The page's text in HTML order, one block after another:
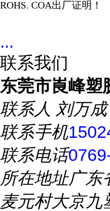
ROHS. COA出厂证明！
...
联系我们
东莞市崀峰塑
联系人 刘万成
联系手机
联系电话
所在地址广东
麦元村大京九